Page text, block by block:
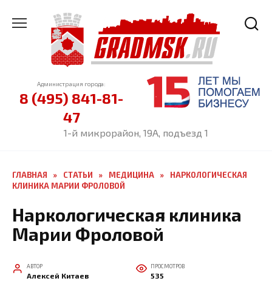
содержанию
Администрация города:
8 (495) 841-81-
47
1-й микрорайон, 19А, подъезд 1
ГЛАВНАЯ » СТАТЬИ » МЕДИЦИНА »
НАРКОЛОГИЧЕСКАЯ
КЛИНИКА МАРИИ ФРОЛОВОЙ
Наркологическая клиника
Марии Фроловой
АВТОР
Алексей Китаев
ПРОСМОТРОВ
535